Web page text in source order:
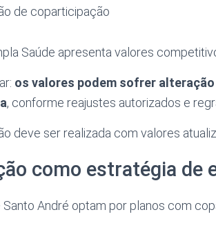
de coparticipação
Saúde apresenta valores
os valores podem sofrer
, conforme reajustes autorizados e
deve ser realizada com valores
como estratégia de
André optam por planos com